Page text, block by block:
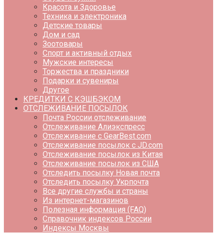
Красота и Здоровье
Техника и электроника
Детские товары
Дом и сад
Зоотовары
Спорт и активный отдых
Мужские интересы
Торжества и праздники
Подарки и сувениры
Другое
КРЕДИТКИ С КЭШБЭКОМ
ОТСЛЕЖИВАНИЕ ПОСЫЛОК
Почта России отслеживание
Отслеживание Алиэкспресс
Отслеживание с GearBest.com
Отслеживание посылок с JD.com
Отслеживание посылок из Китая
Отслеживание посылок из США
Отследить посылку Новая почта
Отследить посылку Укрпочта
Все другие службы и страны
Из интернет-магазинов
Полезная информация (FAQ)
Справочник индексов России
Индексы Москвы